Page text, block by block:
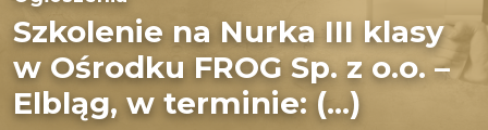
Szkolenie na Nurka III klasy
w Ośrodku FROG Sp. z o.o. –
Elbląg, w terminie: (...)